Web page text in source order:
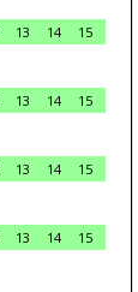
13 14
15
13 14
15
13 14
15
13 14
15